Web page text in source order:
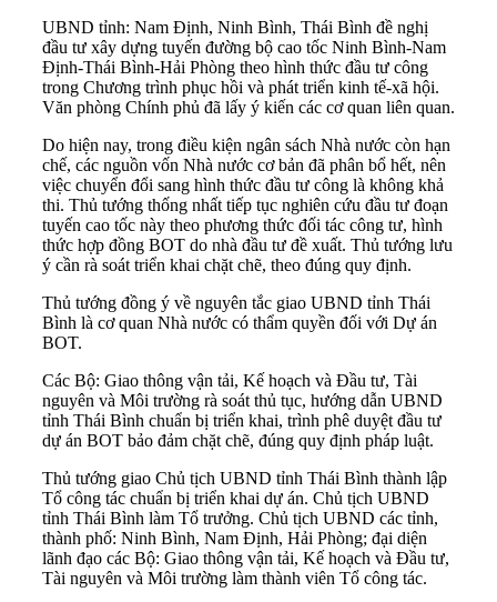
UBND tỉnh: Nam Định, Ninh Bình, Thái Bình đề nghị
đầu tư xây dựng tuyến đường bộ cao tốc Ninh Bình-Nam
Định-Thái Bình-Hải Phòng theo hình thức đầu tư công
trong Chương trình phục hồi và phát triển kinh tế-xã hội.
Văn phòng Chính phủ đã lấy ý kiến các cơ quan liên quan.
Do hiện nay, trong điều kiện ngân sách Nhà nước còn hạn
chế, các nguồn vốn Nhà nước cơ bản đã phân bổ hết, nên
việc chuyển đổi sang hình thức đầu tư công là không khả
thi. Thủ tướng thống nhất tiếp tục nghiên cứu đầu tư đoạn
tuyến cao tốc này theo phương thức đối tác công tư, hình
thức hợp đồng BOT do nhà đầu tư đề xuất. Thủ tướng lưu
ý cần rà soát triển khai chặt chẽ, theo đúng quy định.
Thủ tướng đồng ý về nguyên tắc giao UBND tỉnh Thái
Bình là cơ quan Nhà nước có thẩm quyền đối với Dự án
BOT.
Các Bộ: Giao thông vận tải, Kế hoạch và Đầu tư, Tài
nguyên và Môi trường rà soát thủ tục, hướng dẫn UBND
tỉnh Thái Bình chuẩn bị triển khai, trình phê duyệt đầu tư
dự án BOT bảo đảm chặt chẽ, đúng quy định pháp luật.
Thủ tướng giao Chủ tịch UBND tỉnh Thái Bình thành lập
Tổ công tác chuẩn bị triển khai dự án. Chủ tịch UBND
tỉnh Thái Bình làm Tổ trưởng. Chủ tịch UBND các tỉnh,
thành phố: Ninh Bình, Nam Định, Hải Phòng; đại diện
lãnh đạo các Bộ: Giao thông vận tải, Kế hoạch và Đầu tư,
Tài nguyên và Môi trường làm thành viên Tổ công tác.